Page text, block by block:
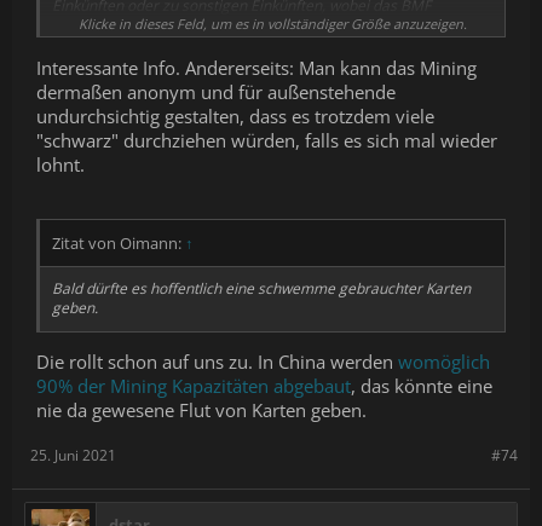
Einkünften oder zu sonstigen Einkünften, wobei das BMF
gewerbliche Einkünfte widerlegbar vermutet.
Bedeutet: In der Regel müssen die Miner eine Gewinnermittlung
abgehen. Bei der Gewinnermittlung führt der Zugang von
Einheiten einer virtuellen Währung im Rahmen eines
tauschähnlichen Vorgangs zu Betriebseinnahmen. Stromkosten
und Hardwarekosten zu Betriebsausgaben. Erzielt man dann
noch beim Verkauf einen Gewinn, führt auch der zu
Kann man nachweisen, dass das Mining nicht gewerblich ist
Alleine der bürokratische Aufwand dürfte die Miner hoffentlich
zukünftig abschrecken.
Klicke in dieses Feld, um es in vollständiger Größe anzuzeigen.
Interessante Info. Andererseits: Man kann das Mining
dermaßen anonym und für außenstehende
undurchsichtig gestalten, dass es trotzdem viele
"schwarz" durchziehen würden, falls es sich mal wieder
lohnt.
Zitat von Oimann: ↑
Bald dürfte es hoffentlich eine schwemme gebrauchter Karten
geben.
Die rollt schon auf uns zu. In China werden womöglich
90% der Mining Kapazitäten abgebaut, das könnte eine
nie da gewesene Flut von Karten geben.
#74
25. Juni 2021